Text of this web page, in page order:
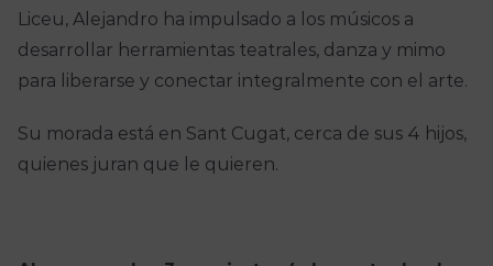
Liceu, Alejandro ha impulsado a los músicos a
desarrollar herramientas teatrales, danza y mimo
para liberarse y conectar integralmente con el arte.
Su morada está en Sant Cugat, cerca de sus 4 hijos,
quienes juran que le quieren.